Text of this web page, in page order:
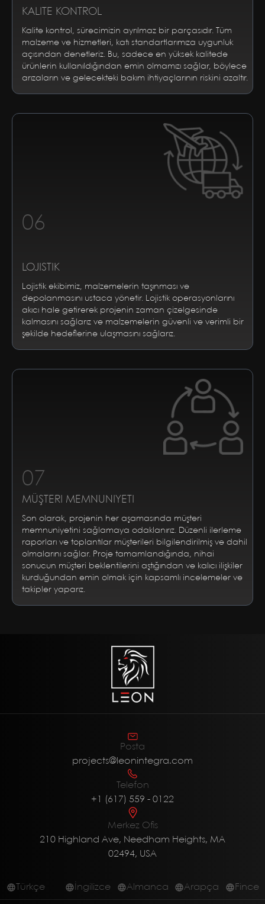
KALITE KONTROL
Kalite kontrol, sürecimizin ayrılmaz bir parçasıdır. Tüm
malzeme ve hizmetleri, katı standartlarımıza uygunluk
açısından denetleriz. Bu, sadece en yüksek kalitede
ürünlerin kullanıldığından emin olmamızı sağlar, böylece
arızaların ve gelecekteki bakım ihtiyaçlarının riskini azaltır.
06
LOJISTIK
Lojistik ekibimiz, malzemelerin taşınması ve
depolanmasını ustaca yönetir. Lojistik operasyonlarını
akıcı hale getirerek projenin zaman çizelgesinde
kalmasını sağlarız ve malzemelerin güvenli ve verimli bir
şekilde hedeflerine ulaşmasını sağlarız.
07
MÜŞTERI MEMNUNIYETI
Son olarak, projenin her aşamasında müşteri
memnuniyetini sağlamaya odaklanırız. Düzenli ilerleme
raporları ve toplantılar müşterileri bilgilendirilmiş ve dahil
olmalarını sağlar. Proje tamamlandığında, nihai
sonucun müşteri beklentilerini aştığından ve kalıcı ilişkiler
kurduğundan emin olmak için kapsamlı incelemeler ve
takipler yaparız.
Posta
projects@leonintegra.com
Telefon
+1 (617) 559 - 0122
Merkez Ofis
210 Highland Ave, Needham Heights, MA
02494, USA
Türkçe İngilizce Almanca Arapça Fince